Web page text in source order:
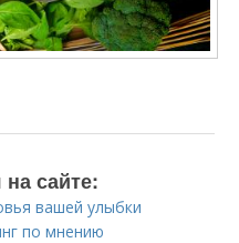
сайте:
вашей улыбки
по мнению